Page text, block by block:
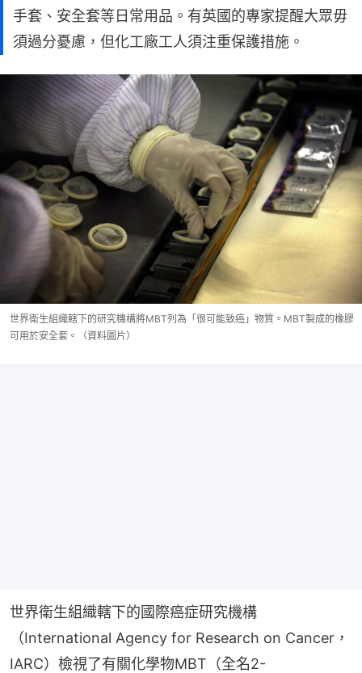
手套、安全套等日常用品。有英國的專家提醒大眾毋
須過分憂慮，但化工廠工人須注重保護措施。
世界衛生組織轄下的研究機構將MBT列為「很可能致癌」物質。MBT製成的橡膠
可用於安全套。（資料圖片）
世界衛生組織轄下的國際癌症研究機構
（International Agency for Research on Cancer，
IARC）檢視了有關化學物MBT（全名2-